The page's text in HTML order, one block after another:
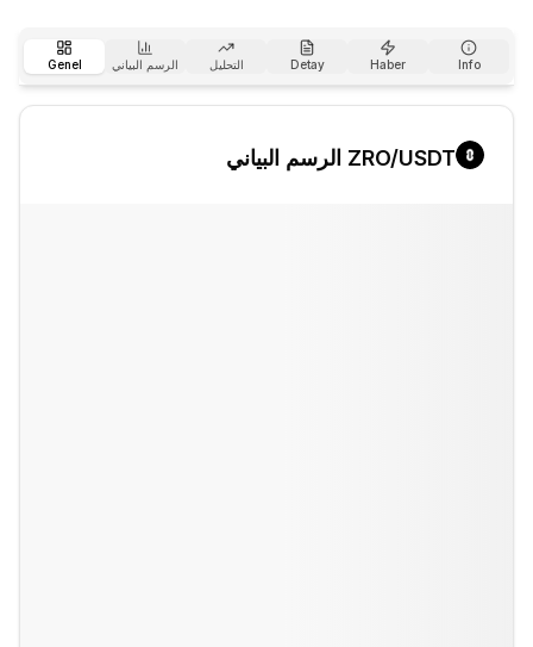
Genel الرسم البياني التحليل Detay Haber Info
ZRO/USDT الرسم البياني